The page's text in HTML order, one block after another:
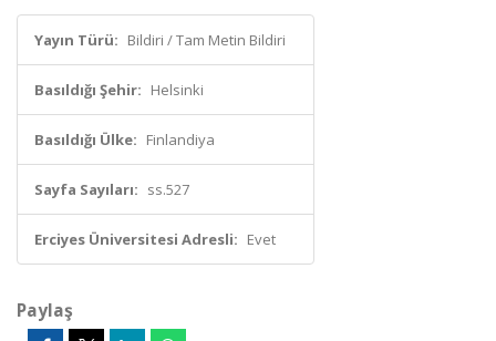
Yayın Türü: Bildiri / Tam Metin Bildiri
Basıldığı Şehir: Helsinki
Basıldığı Ülke: Finlandiya
Sayfa Sayıları: ss.527
Erciyes Üniversitesi Adresli: Evet
Paylaş